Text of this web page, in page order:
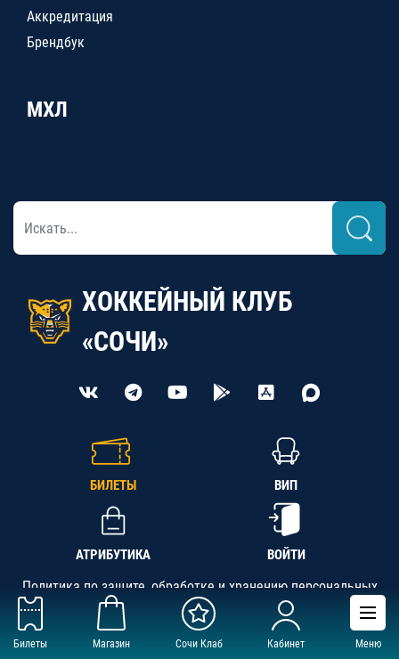
Билеты Магазин Сочи Клаб Кабинет Меню
Аккредитация
Брендбук
МХЛ
ХОККЕЙНЫЙ КЛУБ
«СОЧИ»
БИЛЕТЫ ВИП
АТРИБУТИКА ВОЙТИ
Политика по защите, обработке и хранению персональных
данных
АНО «СК «Кубань-Регион», ОГРН 1142300002349,